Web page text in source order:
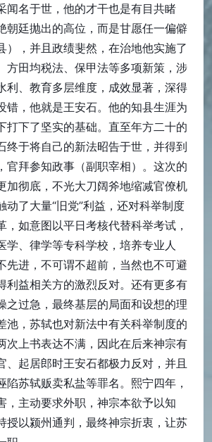
闻名于世，他的才干也是有目共睹
朝廷抛出的高位，而是甘愿任一偏僻
），并且政绩斐然，在治地他实施了
方田均税法、保甲法等多项新策，涉
利、教育多层维度，成效显著，深得
错，他就是王安石。他的知县生涯为
打下了坚实的基础。直至年方二十的
终于将自己的新法昭告于世，并得到
官拜参知政事（副职宰相）。这次的
加彻底，不光大刀阔斧地缩减官僚机
动了大量“旧党”利益，还对科举制度
，如意图以平日考核代替科举考试，
学、律学等专科学校，培养专业人
先进，不可谓不超前，当然也不可避
利益相关方的激烈反对。还有更多有
之过急，最终基层的局面和设想的理
池，苏轼也对新法中有关科举制度的
次上书表达不满，因此在后来神宗有
、起居郎时王安石都极力反对，并且
陷苏轼贩卖私盐等罪名。熙宁四年，
，主动要求外职，神宗本欲予以知
授以颍州通判，最终神宗折衷，让苏